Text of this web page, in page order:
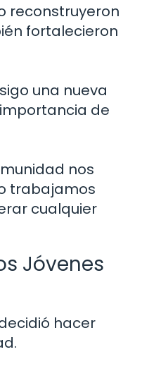
reconstruyeron
fortalecieron
una nueva
de
nos
trabajamos
cualquier
Jóvenes
hacer